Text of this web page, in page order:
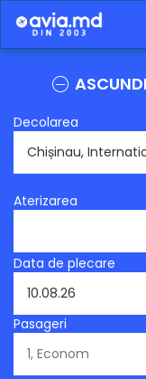
Decolarea
Aterizarea
Data de plecare
Pasageri